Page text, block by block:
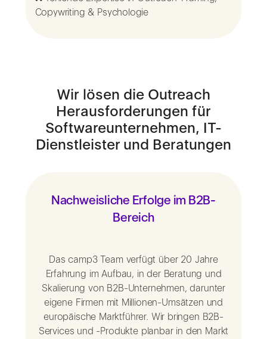
Copywriting & Psychologie
Wir lösen die Outreach
Herausforderungen für
Softwareunternehmen, IT-
Dienstleister und Beratungen
Nachweisliche Erfolge im B2B-
Bereich
Das camp3 Team verfügt über 20 Jahre
Erfahrung im Aufbau, in der Beratung und
Skalierung von B2B-Unternehmen, darunter
eigene Firmen mit Millionen-Umsätzen und
europäische Marktführer. Wir bringen B2B-
Services und -Produkte planbar in den Markt